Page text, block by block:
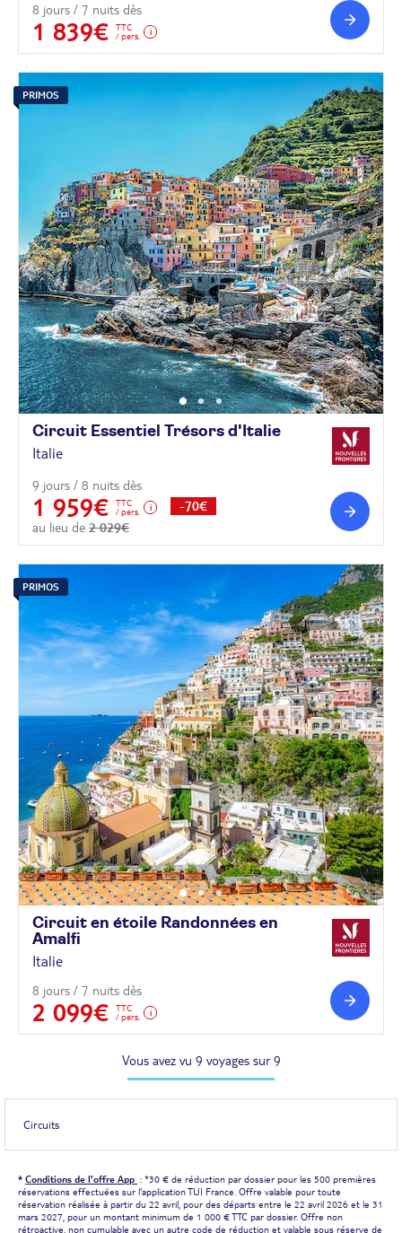
8 jours / 7 nuits dès
1 839€
TTC
/ pers.
PRIMOS
Circuit Essentiel Trésors d'Italie
Italie
9 jours / 8 nuits dès
1 959€
TTC
/ pers.
au lieu de 2 029€
-70€
PRIMOS
Circuit en étoile Randonnées en
Amalfi
Italie
8 jours / 7 nuits dès
2 099€
TTC
/ pers.
Vous avez vu 9 voyages sur 9
Circuits
* Conditions de l'offre App : *30 € de réduction par dossier pour les 500 premières
réservations effectuées sur l'application TUI France. Offre valable pour toute
réservation réalisée à partir du 22 avril, pour des départs entre le 22 avril 2026 et le 31
mars 2027, pour un montant minimum de 1 000 € TTC par dossier. Offre non
rétroactive, non cumulable avec un autre code de réduction et valable sous réserve de